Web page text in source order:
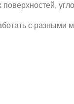
поверхностей,
с разными